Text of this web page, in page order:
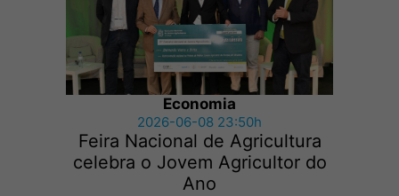
Economia
2026-06-08 23:50h
Feira Nacional de Agricultura
celebra o Jovem Agricultor do
Ano